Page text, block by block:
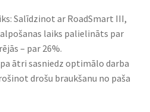
Salīdzinot ar RoadSmart III,
laiks palielināts par
– par 26%.
ātri sasniedz optimālo darba
drošu braukšanu no paša